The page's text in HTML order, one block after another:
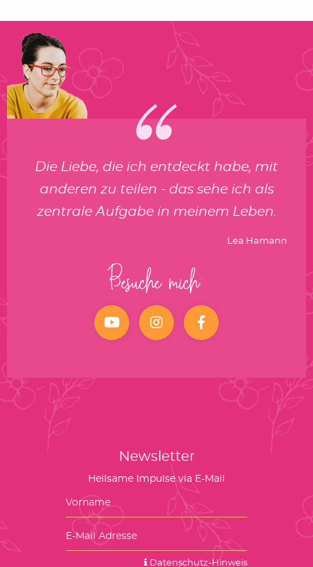
Die Liebe, die ich entdeckt habe, mit
anderen zu teilen - das sehe ich als
zentrale Aufgabe in meinem Leben.
Lea Hamann
Besuche mich:
YouTube Instagramfacebook
Newsletter
Heilsame Impulse via E-Mail
Datenschutz-Hinweis